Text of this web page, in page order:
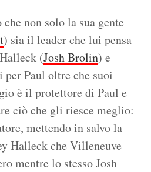
non solo la sua gente
) sia il leader che lui pensa
(Josh Brolin) e
Paul oltre che suoi
è il protettore di Paul e
ciò che gli riesce meglio:
mettendo in salvo la
Halleck che Villeneuve
mentre lo stesso Josh